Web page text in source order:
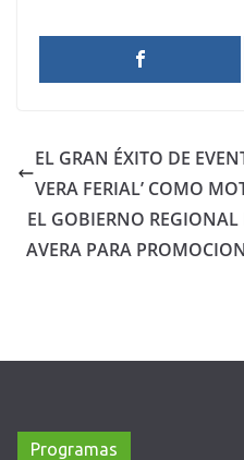
EL GRAN ÉXITO DE
VERA FERIAL’ COMO
EL GOBIERNO
AVERA PARA
Programas